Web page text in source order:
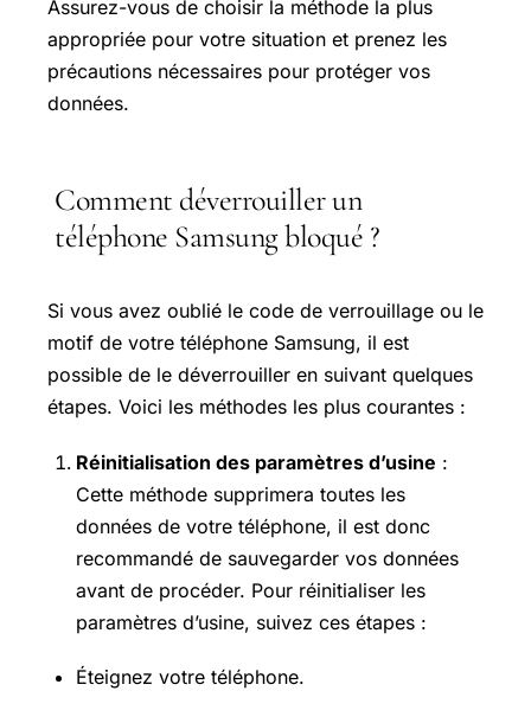
Assurez-vous de choisir la méthode la plus
appropriée pour votre situation et prenez les
précautions nécessaires pour protéger vos
données.
Comment déverrouiller un
téléphone Samsung bloqué ?
Si vous avez oublié le code de verrouillage ou le
motif de votre téléphone Samsung, il est
possible de le déverrouiller en suivant quelques
étapes. Voici les méthodes les plus courantes :
Réinitialisation des paramètres d’usine :
Cette méthode supprimera toutes les
données de votre téléphone, il est donc
recommandé de sauvegarder vos données
avant de procéder. Pour réinitialiser les
paramètres d’usine, suivez ces étapes :
Éteignez votre téléphone.